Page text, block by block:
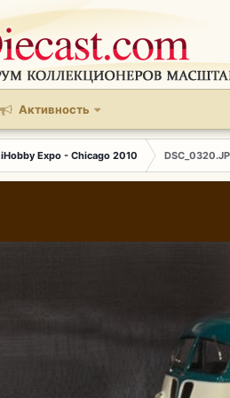
Активность
iHobby Expo - Chicago 2010